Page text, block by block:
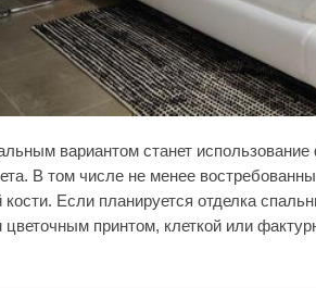
вариантом станет использование
В том числе не менее
кости. Если планируется отделка
принтом, клеткой или